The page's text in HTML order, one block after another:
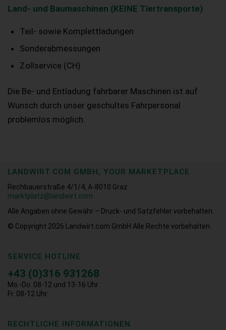
Land- und Baumaschinen (KEINE Tiertransporte)
Teil- sowie Komplettladungen
Sonderabmessungen
Zollservice (CH)
Die Be- und Entladung fahrbarer Maschinen ist auf
Wunsch durch unser geschultes Fahrpersonal
problemlos möglich.
LANDWIRT.COM GMBH, YOUR MARKETPLACE
Rechbauerstraße 4/1/4, A-8010 Graz
marktplatz@landwirt.com
Alle Angaben ohne Gewähr – Druck- und Satzfehler vorbehalten.
© Copyright 2026
Landwirt.com GmbH Alle Rechte vorbehalten.
SERVICE HOTLINE
+43 (0)316 931268
Mo.-Do. 08-12 und 13-16 Uhr
Fr. 08-12 Uhr
RECHTLICHE INFORMATIONEN